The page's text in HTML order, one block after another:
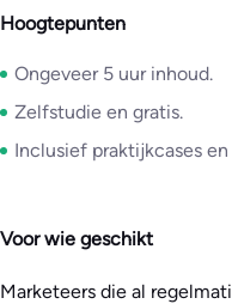
Hoogtepunten
Ongeveer 5 uur inhoud.
Zelfstudie en gratis.
Inclusief praktijkcases
Voor wie geschikt
Marketeers die al